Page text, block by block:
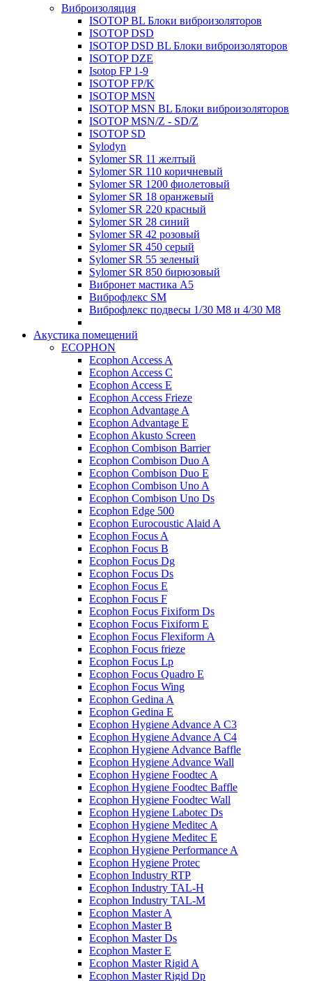
Виброизоляция
ISOTOP BL Блоки виброизоляторов
ISOTOP DSD
ISOTOP DSD BL Блоки виброизоляторов
ISOTOP DZE
Isotop FP 1-9
ISOTOP FP/K
ISOTOP MSN
ISOTOP MSN BL Блоки виброизоляторов
ISOTOP MSN/Z - SD/Z
ISOTOP SD
Sylodyn
Sylomer SR 11 желтый
Sylomer SR 110 коричневый
Sylomer SR 1200 фиолетовый
Sylomer SR 18 оранжевый
Sylomer SR 220 красный
Sylomer SR 28 синий
Sylomer SR 42 розовый
Sylomer SR 450 серый
Sylomer SR 55 зеленый
Sylomer SR 850 бирюзовый
Вибронет мастика А5
Виброфлекс SM
Виброфлекс подвесы 1/30 М8 и 4/30 М8
Акустика помещений
ECOPHON
Ecophon Access A
Ecophon Access C
Ecophon Access E
Ecophon Access Frieze
Ecophon Advantage A
Ecophon Advantage E
Ecophon Akusto Screen
Ecophon Combison Barrier
Ecophon Combison Duo A
Ecophon Combison Duo E
Ecophon Combison Uno A
Ecophon Combison Uno Ds
Ecophon Edge 500
Ecophon Eurocoustic Alaid A
Ecophon Focus A
Ecophon Focus B
Ecophon Focus Dg
Ecophon Focus Ds
Ecophon Focus E
Ecophon Focus F
Ecophon Focus Fixiform Ds
Ecophon Focus Fixiform E
Ecophon Focus Flexiform А
Ecophon Focus frieze
Ecophon Focus Lp
Ecophon Focus Quаdro E
Ecophon Focus Wing
Ecophon Gedina A
Ecophon Gedina E
Ecophon Hygiene Advance A C3
Ecophon Hygiene Advance A C4
Ecophon Hygiene Advance Baffle
Ecophon Hygiene Advance Wall
Ecophon Hygiene Foodtec A
Ecophon Hygiene Foodtec Baffle
Ecophon Hygiene Foodtec Wall
Ecophon Hygiene Labotec Ds
Ecophon Hygiene Meditec A
Ecophon Hygiene Meditec E
Ecophon Hygiene Performance A
Ecophon Hygiene Proteс
Ecophon Industry RTP
Ecophon Industry TAL-H
Ecophon Industry TAL-M
Ecophon Master A
Ecophon Master B
Ecophon Master Ds
Ecophon Master E
Ecophon Master Rigid A
Ecophon Master Rigid Dp